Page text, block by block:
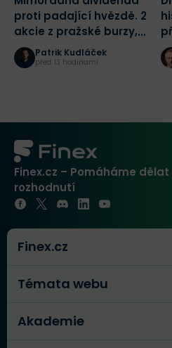
proti padající hvězdě. 2
akcie z pražské burzy,
které rozdělily investory
Patrik Kudláček
před 13 hodinami
Finex.cz – Pomáháme
rozhodnutí
Finex.cz
Témata webu
Akademie